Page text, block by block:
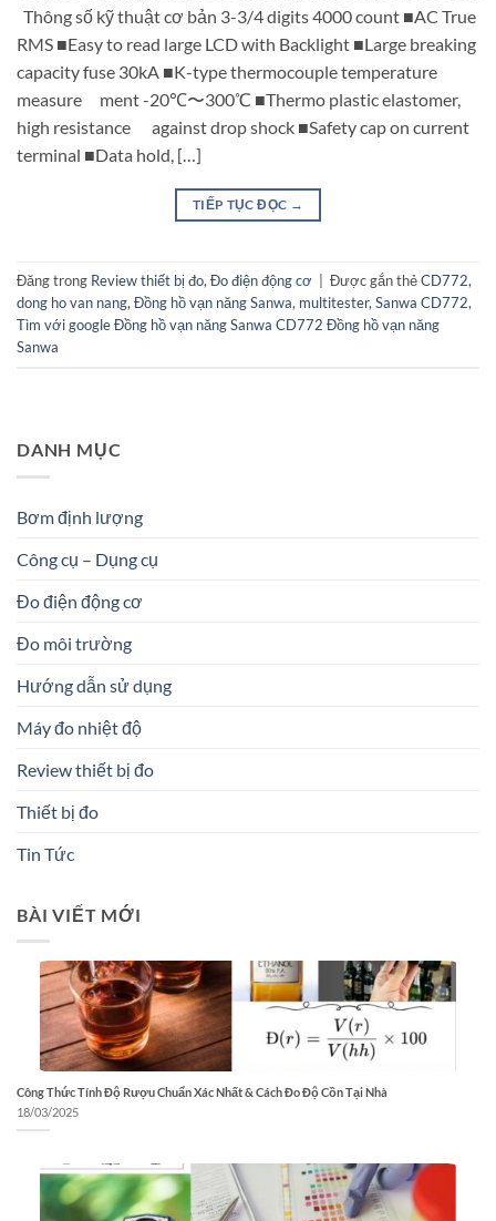
Thông số kỹ thuật cơ bản 3-3/4 digits 4000 count ■AC True
RMS ■Easy to read large LCD with Backlight ■Large breaking
capacity fuse 30kA ■K-type thermocouple temperature
measure ment -20℃〜300℃ ■Thermo plastic elastomer,
high resistance against drop shock ■Safety cap on current
terminal ■Data hold, […]
TIẾP TỤC ĐỌC →
Đăng trong Review thiết bị đo,Đo điện động cơ Được gắn thẻCD772,
dong ho van nang,Đồng hồ vạn năng Sanwa, multitester,Sanwa CD772,
Tìm với google Đồng hồ vạn năng Sanwa CD772 Đồng hồ vạn năng
Sanwa
DANH MỤC
Bơm định lượng
Công cụ – Dụng cụ
Đo điện động cơ
Đo môi trường
Hướng dẫn sử dụng
Máy đo nhiệt độ
Review thiết bị đo
Thiết bị đo
Tin Tức
BÀI VIẾT MỚI
Công Thức Tính Độ Rượu Chuẩn Xác Nhất & Cách Đo Độ Cồn Tại Nhà
18/03/2025